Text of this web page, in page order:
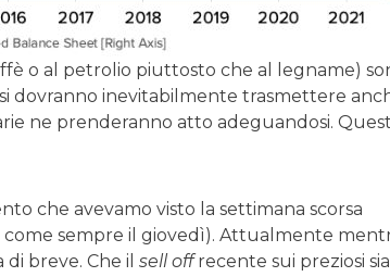
o al petrolio piuttosto che al legname)
dovranno inevitabilmente trasmettere
ne prenderanno atto adeguandosi.
che avevamo visto la settimana scorsa
sempre il giovedì). Attualmente
di breve. Che ilsell offrecente sui preziosi